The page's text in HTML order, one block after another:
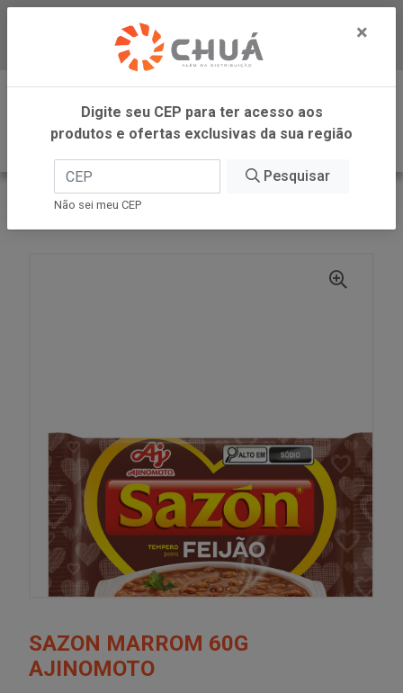
Baixe já nosso APP
0
INÍCIO
AJINOMOTO
SAZON MARROM 60G
AJINOMOTO
×
Digite seu CEP para ter acesso aos
produtos e ofertas exclusivas da sua região
Pesquisar
Não sei meu CEP